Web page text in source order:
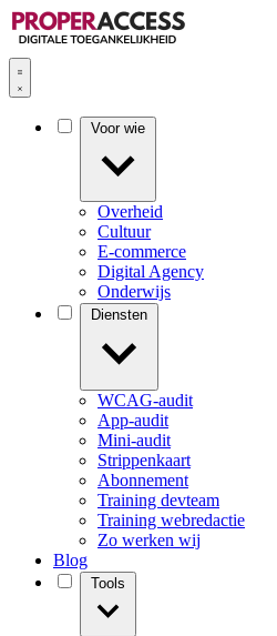
Overheid
Cultuur
E-commerce
Digital Agency
Onderwijs
WCAG-audit
App-audit
Mini-audit
Strippenkaart
Abonnement
Training devteam
Training webredactie
Zo werken wij
Blog